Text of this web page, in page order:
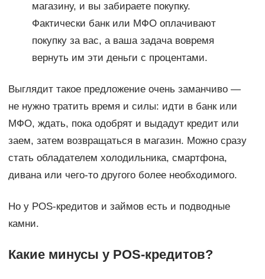
магазину, и вы забираете покупку.
Фактически банк или МФО оплачивают
покупку за вас, а ваша задача вовремя
вернуть им эти деньги с процентами.
Выглядит такое предложение очень заманчиво —
не нужно тратить время и силы: идти в банк или
МФО, ждать, пока одобрят и выдадут кредит или
заем, затем возвращаться в магазин. Можно сразу
стать обладателем холодильника, смартфона,
дивана или чего-то другого более необходимого.
Но у POS-кредитов и займов есть и подводные
камни.
Какие минусы у POS-кредитов?